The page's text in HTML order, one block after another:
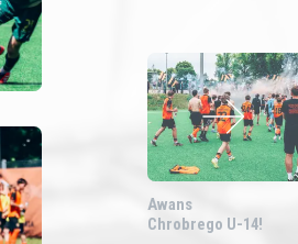
Awans
Chrobrego U-14!